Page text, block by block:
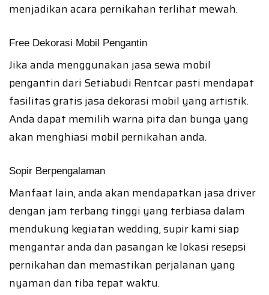
menjadikan acara pernikahan terlihat mewah.
Free Dekorasi Mobil Pengantin
Jika anda menggunakan jasa sewa mobil
pengantin dari Setiabudi Rentcar pasti mendapat
fasilitas gratis jasa dekorasi mobil yang artistik.
Anda dapat memilih warna pita dan bunga yang
akan menghiasi mobil pernikahan anda.
Sopir Berpengalaman
Manfaat lain, anda akan mendapatkan jasa driver
dengan jam terbang tinggi yang terbiasa dalam
mendukung kegiatan wedding, supir kami siap
mengantar anda dan pasangan ke lokasi resepsi
pernikahan dan memastikan perjalanan yang
nyaman dan tiba tepat waktu.